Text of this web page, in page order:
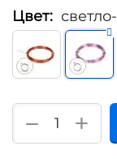
Цвет:
+
−